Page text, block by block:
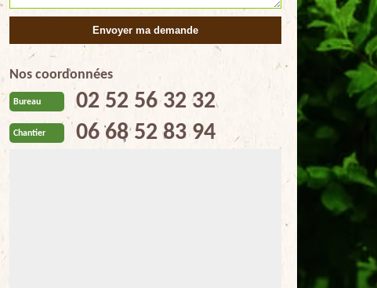
Nos coordonnées
Bureau 02 52 56 32 32
Chantier 06 68 52 83 94